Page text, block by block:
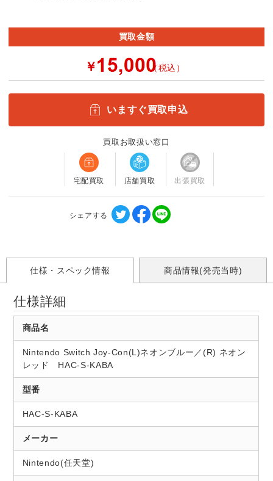
買取金額
￥ （税込）
いますぐ買取申込
買取お取扱い窓口
宅配買取 店舗買取 出張買取
シェアする
仕様・スペック情報 商品情報(発売当時)
仕様詳細
商品名
Nintendo Switch Joy-Con(L)ネオンブルー／(R) ネオン
レッド HAC-S-KABA
型番
HAC-S-KABA
メーカー
Nintendo(任天堂)